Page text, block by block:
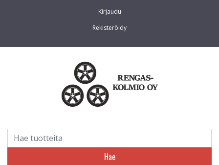
Kirjaudu
Rekisteröidy
Hae